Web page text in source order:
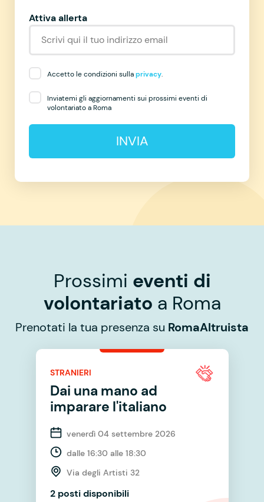
Attiva allerta
Accetto le condizioni sullaprivacy.
Inviatemi gli aggiornamenti sui prossimi eventi di
volontariato a Roma
INVIA
Prossimi eventi di
volontariato a Roma
Prenotati la tua presenza su RomaAltruista
STRANIERI
Dai una mano ad
imparare l'italiano
venerdì 04 settembre 2026
dalle 16:30 alle 18:30
Via degli Artisti 32
2 posti disponibili